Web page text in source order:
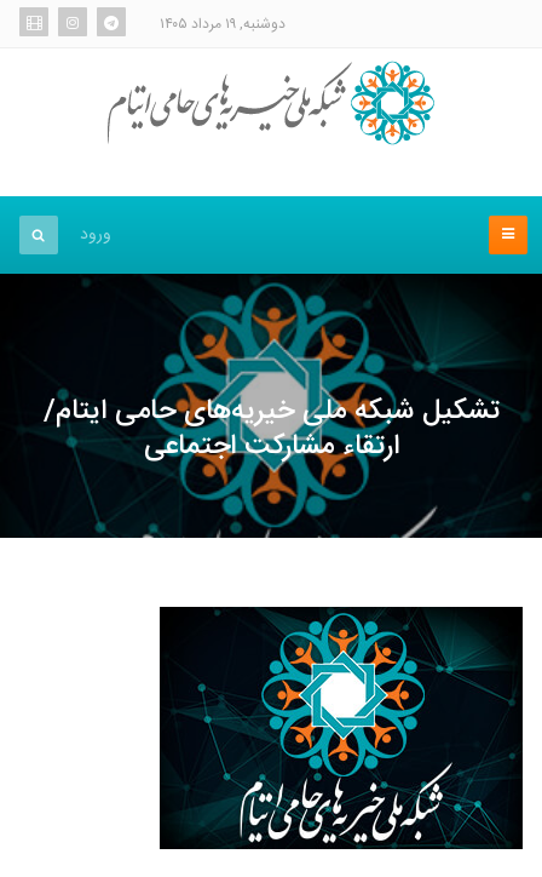
دوشنبه, ۱۹ مرداد ۱۴۰۵
ورود
تشکیل شبکه ملی خیریه‌های حامی ایتام/
ارتقاء مشارکت اجتماعی